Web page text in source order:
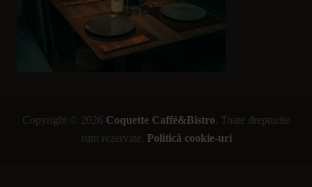
Copyright © 2026 Coquette Caffé&Bistro . Toate drepturile
sunt rezervate. Politică cookie-uri